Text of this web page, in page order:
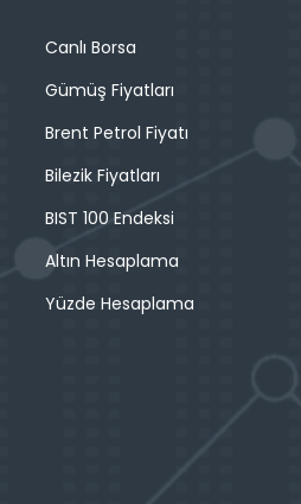
Canlı Borsa
Gümüş Fiyatları
Brent Petrol Fiyatı
Bilezik Fiyatları
BIST 100 Endeksi
Altın Hesaplama
Yüzde Hesaplama